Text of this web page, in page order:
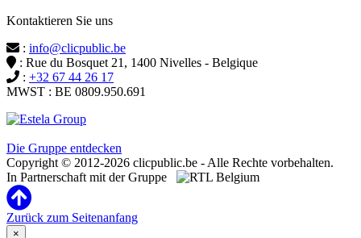
Kontaktieren Sie uns
: info@clicpublic.be
: Rue du Bosquet 21, 1400 Nivelles - Belgique
: +32 67 44 26 17
MWST : BE 0809.950.691
Die Gruppe entdecken
Copyright © 2012-2026 clicpublic.be - Alle Rechte vorbehalten.
In Partnerschaft mit der Gruppe
Zurück zum Seitenanfang
×